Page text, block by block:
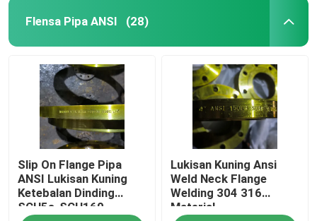
Flensa Pipa ANSI (28)
Slip On Flange Pipa
ANSI Lukisan Kuning
Ketebalan Dinding
SCH5s-SCH160
Lukisan Kuning Ansi
Weld Neck Flange
Welding 304 316
Material